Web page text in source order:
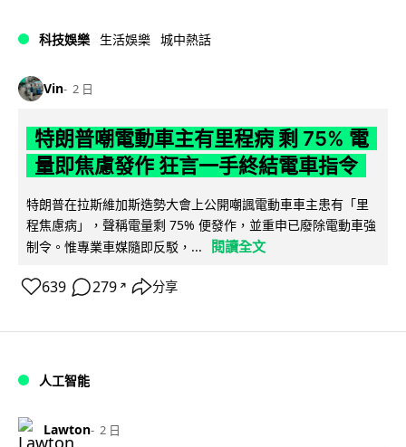
科技娛樂 生活娛樂 城中熱話
Vin 2 日
特朗普嘲電動車主有里程病 剩 75% 電
量即焦慮發作 狂言一手終結電車指令
特朗普在拉斯維加斯造勢大會上公開嘲諷電動車車主患有「里
程焦慮病」，聲稱電量剩 75% 便發作，並重申已廢除電動車強
制令。惟專業車媒隨即反駁，...
閱讀全文
639 279 ↗ 分享
人工智能
Lawton 2 日